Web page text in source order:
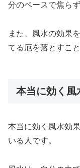
分のペースで焦ら
また、風水の効果
てる厄を落とすこ
本当に効く風
本当に効く風水効
いる人です。